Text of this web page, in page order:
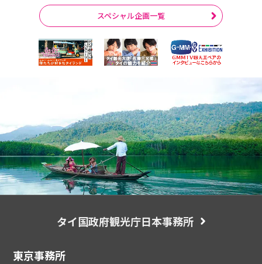
スペシャル企画一覧
タイ国政府観光庁日本事務所
東京事務所